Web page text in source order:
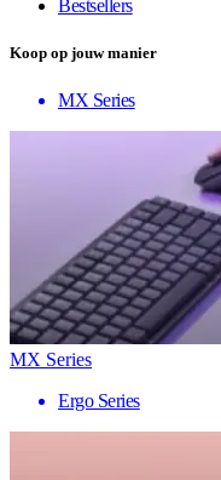
Bestsellers
Koop op jouw manier
MX Series
MX Series
Ergo Series